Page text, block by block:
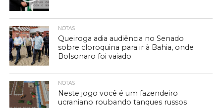
NOTAS
Queiroga adia audiência no Senado
sobre cloroquina para ir à Bahia, onde
Bolsonaro foi vaiado
NOTAS
Neste jogo você é um fazendeiro
ucraniano roubando tanques russos